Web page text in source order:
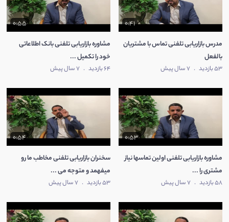
0:41
مدرس بازاریابی تلفنی تماس با مشتریان
بالفعل
53 بازدید . 7 سال پیش
0:55
مشاوره بازاریابی تلفنی بانک اطلاعاتی
خود را تکمیل ...
64 بازدید . 7 سال پیش
0:53
مشاوره بازاریابی تلفنی اولین تماسها نیاز
مشتری را ...
58 بازدید . 7 سال پیش
0:54
سخنران بازاریابی تلفنی مخاطب ما رو
میفهمد و متوجه می ...
53 بازدید . 7 سال پیش